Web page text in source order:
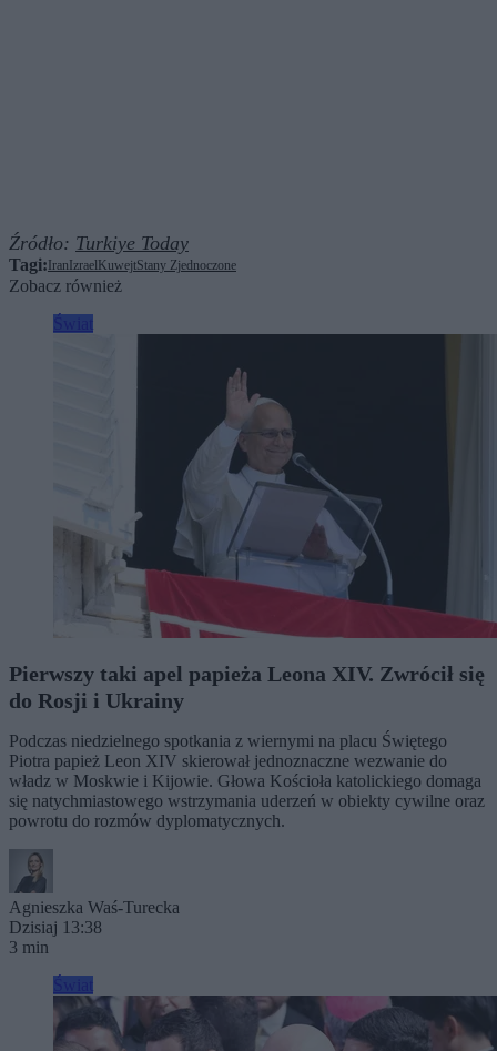
Źródło: Turkiye Today
Tagi: Iran Izrael KuwejtStany Zjednoczone
Zobacz również
Pierwszy taki apel papieża Leona XIV. Zwrócił się
do Rosji i Ukrainy
Podczas niedzielnego spotkania z wiernymi na placu Świętego
Piotra papież Leon XIV skierował jednoznaczne wezwanie do
władz w Moskwie i Kijowie. Głowa Kościoła katolickiego domaga
się natychmiastowego wstrzymania uderzeń w obiekty cywilne oraz
powrotu do rozmów dyplomatycznych.
Agnieszka Waś-Turecka
Dzisiaj 13:38
3 min